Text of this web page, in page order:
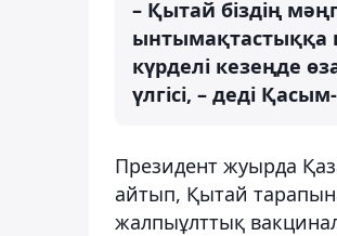
– Қытай біздің
ынтымақтастыққа
күрделі кезеңде
үлгісі, – деді
Президент жуырда
айтып, Қытай
жалпыұлттық